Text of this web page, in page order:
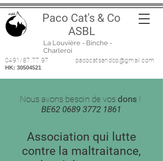
Paco Cat's & Co
ASBL
0491/87.77.97
HK: 30504521
pacocatsandco@gmail.com
La Louvière - Binche -
Charleroi
Nous avons besoin de vos dons !
BE62 0689 3772 1861
Association qui lutte
contre la maltraitance,